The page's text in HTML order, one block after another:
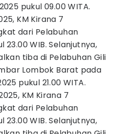
pukul 09.00 WITA.
KM Kirana 7
dari Pelabuhan
23.00 WIB. Selanjutnya,
tiba di Pelabuhan Gili
Lombok Barat pada
pukul 21.00 WITA.
KM Kirana 7
dari Pelabuhan
23.00 WIB. Selanjutnya,